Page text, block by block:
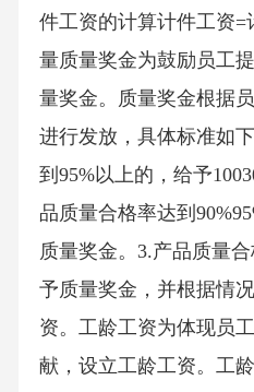
件工资的计算计件工资=
量质量奖金为鼓励员工
量奖金。质量奖金根据
进行发放，具体标准如
到95%以上的，给予
品质量合格率达到
质量奖金。3.产品质量
予质量奖金，并根据情
资。工龄工资为体现员
献，设立工龄工资。工